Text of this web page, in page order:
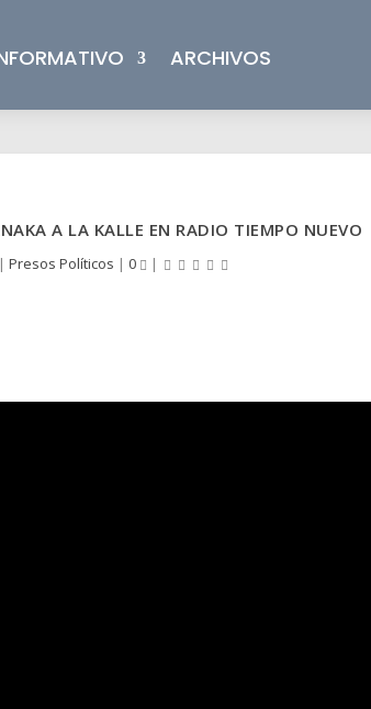
ARCHIVOS
A LA KALLE EN RADIO TIEMPO NUEVO
|Presos Políticos |0 |